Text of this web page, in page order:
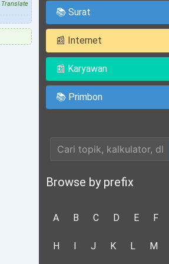
Translate
📚 Surat
📰 Internet
📰 Karyawan
📚 Primbon
Browse by prefix
A B C D E F
H I J K L M